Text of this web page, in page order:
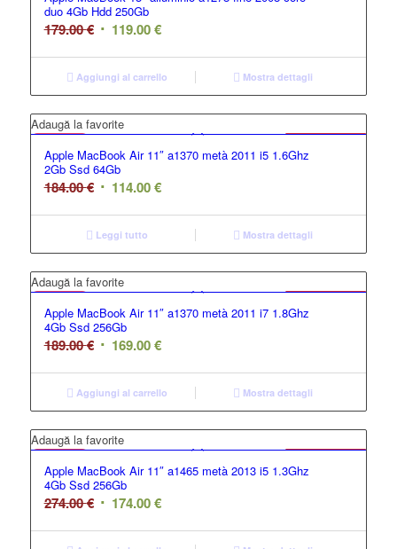
duo 4Gb Hdd 250Gb
179.00€ 119.00€
Aggiungi al carrello Mostra dettagli
Adaugă la favorite
GRADO C
Apple MacBook Air 11″ a1370 metà 2011 i5 1.6Ghz
2Gb Ssd 64Gb
184.00€ 114.00€
Leggi tutto Mostra dettagli
Adaugă la favorite
GRADO B
Apple MacBook Air 11″ a1370 metà 2011 i7 1.8Ghz
4Gb Ssd 256Gb
189.00€ 169.00€
Aggiungi al carrello Mostra dettagli
Adaugă la favorite
GRADO C
Apple MacBook Air 11″ a1465 metà 2013 i5 1.3Ghz
4Gb Ssd 256Gb
274.00€ 174.00€